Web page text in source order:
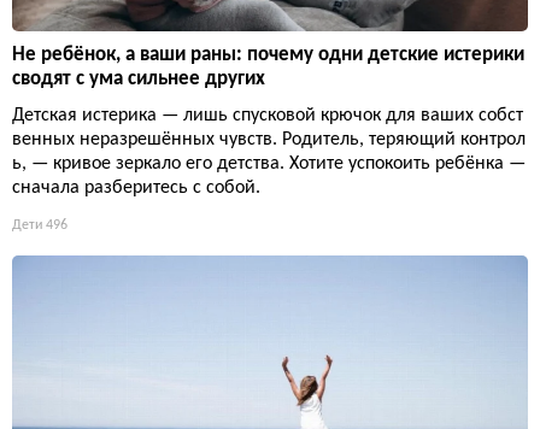
Не ребёнок, а ваши раны: почему одни детские истерики
сводят с ума сильнее других
Детская истерика — лишь спусковой крючок для ваших собст
венных неразрешённых чувств. Родитель, теряющий контрол
ь, — кривое зеркало его детства. Хотите успокоить ребёнка —
сначала разберитесь с собой.
Дети 496